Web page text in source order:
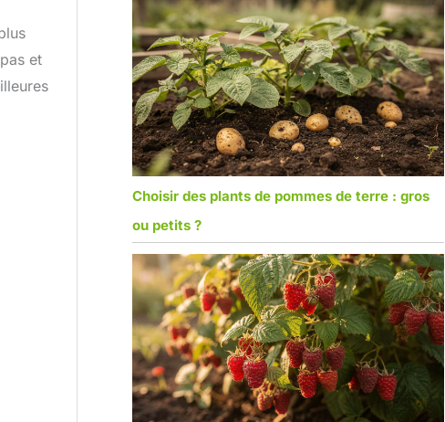
et
Choisir des plants de pommes de terre : gros
ou petits ?